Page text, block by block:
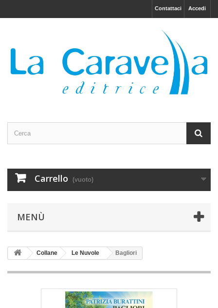
Accedi
Contattaci
Carrello (vuoto)
MENÙ
Collane Le Nuvole Bagliori